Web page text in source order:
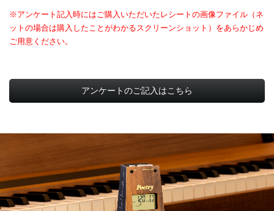
※アンケート記入時にはご購入いただいたレシートの画像ファイル（ネ
ットの場合は購入したことがわかるスクリーンショット）をあらかじめ
ご用意ください。
アンケートのご記入はこちら